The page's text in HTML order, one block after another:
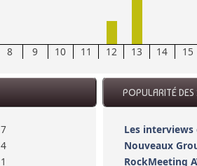
8 9 10 11 12 13 14 15
7
4
1
POPULARITÉ
Les
Nouveaux
RockMeeting